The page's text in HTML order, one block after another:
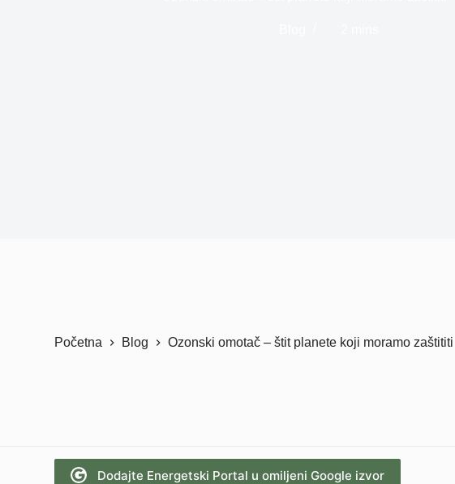
Početna Blog Ozonski omotač – štit planete koji moramo zaštititi
Dodajte Energetski Portal u omiljeni Google izvor